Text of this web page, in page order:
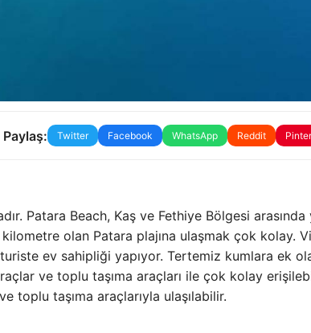
Paylaş: Twitter Facebook WhatsApp Reddit
Patara Beach, Kaş ve Fethiye Bölgesi arasında
olan Patara plajına ulaşmak çok kolay.
ev sahipliği yapıyor. Tertemiz kumlara ek
ve toplu taşıma araçları ile çok kolay
toplu taşıma araçlarıyla ulaşılabilir.